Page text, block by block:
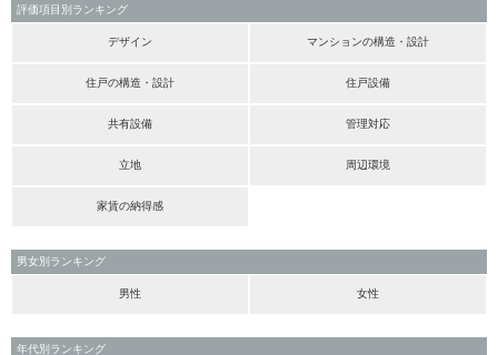
評価項目別ランキング
デザイン マンションの構造・設計
住戸の構造・設計 住戸設備
共有設備 管理対応
立地 周辺環境
家賃の納得感
男女別ランキング
男性 女性
年代別ランキング